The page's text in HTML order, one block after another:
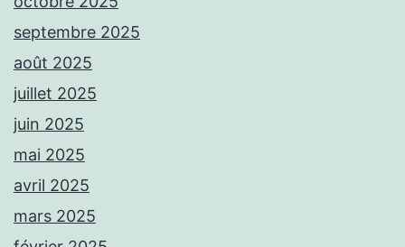
septembre 2025
août 2025
juillet 2025
juin 2025
mai 2025
avril 2025
mars 2025